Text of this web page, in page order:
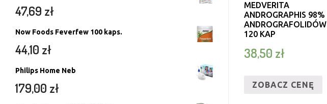
MEDVERITA
ANDROGRAPHIS 98%
ANDROGRAFOLIDÓW
120 KAP
38,50 zł
ZOBACZ CENĘ
47,69 zł
Now Foods Feverfew 100 kaps.
44,10 zł
Philips Home Neb
179,00 zł